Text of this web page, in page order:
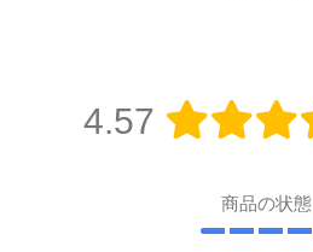
4.57
商品の状態